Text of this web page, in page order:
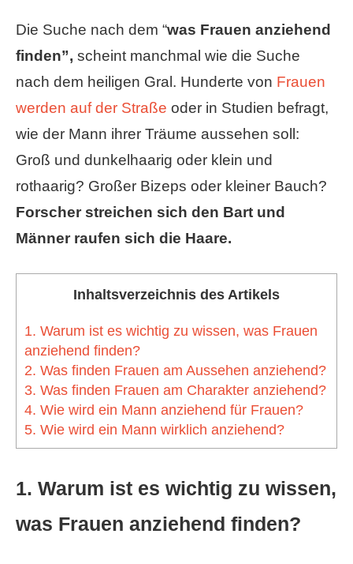
Die Suche nach dem “was Frauen anziehend
finden”, scheint manchmal wie die Suche
nach dem heiligen Gral. Hunderte von Frauen
werden auf der Straße oder in Studien befragt,
wie der Mann ihrer Träume aussehen soll:
Groß und dunkelhaarig oder klein und
rothaarig? Großer Bizeps oder kleiner Bauch?
Forscher streichen sich den Bart und
Männer raufen sich die Haare.
Inhaltsverzeichnis des Artikels
1. Warum ist es wichtig zu wissen, was Frauen
anziehend finden?
2. Was finden Frauen am Aussehen anziehend?
3. Was finden Frauen am Charakter anziehend?
4. Wie wird ein Mann anziehend für Frauen?
5. Wie wird ein Mann wirklich anziehend?
1. Warum ist es wichtig zu wissen,
was Frauen anziehend finden?